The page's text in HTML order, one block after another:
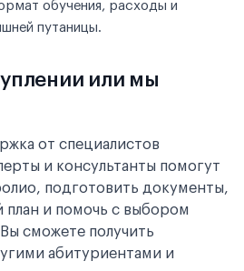
обучения, расходы и
путаницы.
или мы
от специалистов
и консультанты помогут
подготовить документы,
план и помочь с выбором
сможете получить
абитуриентами и